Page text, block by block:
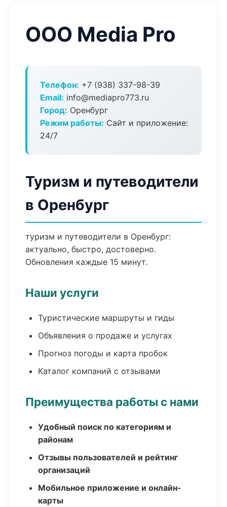
ООО Media Pro
Телефон: +7 (938) 337-98-39
Email: info@mediapro773.ru
Город: Оренбург
Режим работы: Сайт и приложение:
24/7
Туризм и путеводители
в Оренбург
туризм и путеводители в Оренбург:
актуально, быстро, достоверно.
Обновления каждые 15 минут.
Наши услуги
Туристические маршруты и гиды
Объявления о продаже и услугах
Прогноз погоды и карта пробок
Каталог компаний с отзывами
Преимущества работы с нами
Удобный поиск по категориям и
районам
Отзывы пользователей и рейтинг
организаций
Мобильное приложение и онлайн-
карты